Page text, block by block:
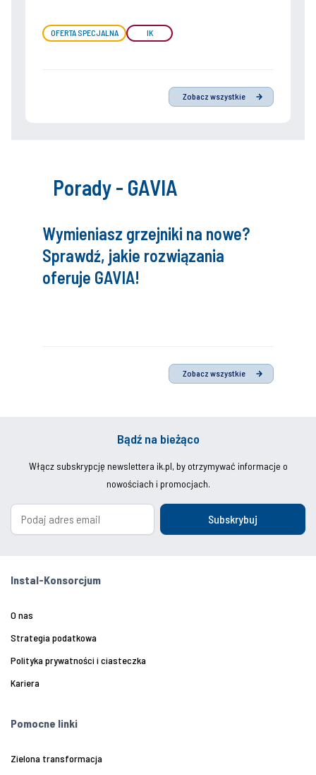
OFERTA SPECJALNA IK
Zobacz wszystkie
Porady - GAVIA
Wymieniasz grzejniki na nowe?
Sprawdź, jakie rozwiązania
oferuje GAVIA!
Zobacz wszystkie
Bądź na bieżąco
Włącz subskrypcję newslettera ik.pl, by otrzymywać informacje o
nowościach i promocjach.
Subskrybuj
Instal-Konsorcjum
O nas
Strategia podatkowa
Polityka prywatności i ciasteczka
Kariera
Pomocne linki
Zielona transformacja